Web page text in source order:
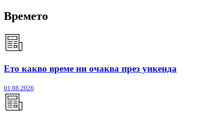
Времето
Ето какво време ни очаква през уикенда
01.08.2026